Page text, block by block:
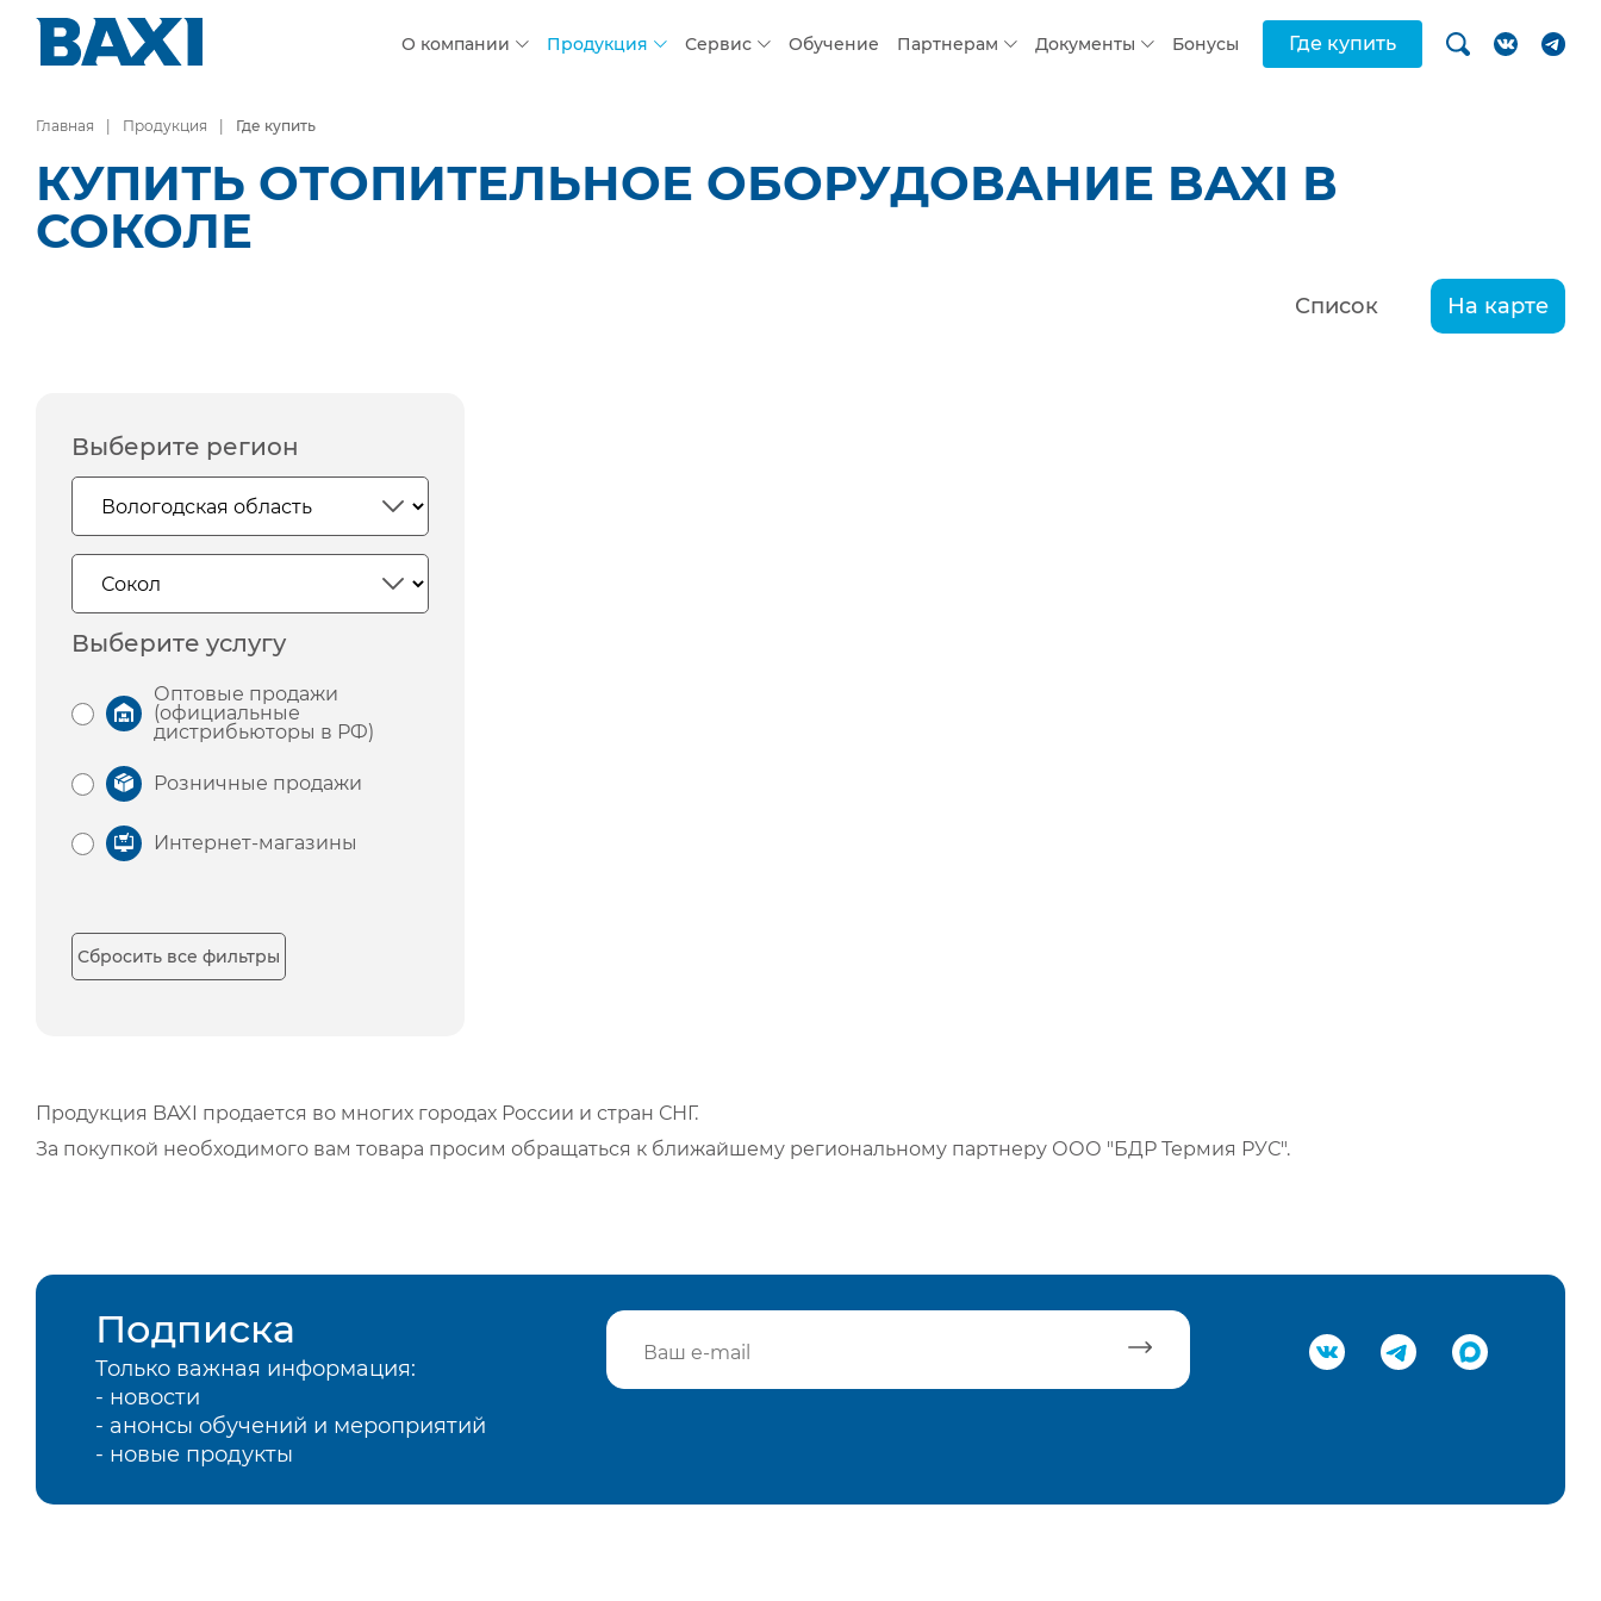
О компании Продукция Сервис Обучение Партнерам Документы Бонусы Где купить
Главная Продукция Где купить
КУПИТЬ ОТОПИТЕЛЬНОЕ ОБОРУДОВАНИЕ BAXI В
СОКОЛЕ
Список На карте
Выберите регион
Выберите услугу
Оптовые продажи
(официальные
дистрибьюторы в РФ)
Розничные продажи
Интернет-магазины
Сбросить все фильтры
Продукция BAXI продается во многих городах России и стран СНГ.
За покупкой необходимого вам товара просим обращаться к ближайшему региональному партнеру ООО "БДР Термия РУС".
Подписка
Только важная информация:
- новости
- анонсы обучений и мероприятий
- новые продукты